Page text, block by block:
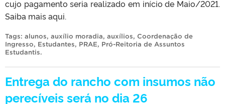
cujo pagamento seria realizado em início de Maio/2021.
Saiba mais aqui.
Tags: alunos, auxílio moradia, auxílios, Coordenação de
Ingresso, Estudantes, PRAE, Pró-Reitoria de Assuntos
Estudantis.
Entrega do rancho com insumos não
perecíveis será no dia 26